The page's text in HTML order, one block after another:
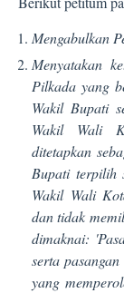
Mengabulkan
Menyatakan
Pilkada yang
Wakil Bupati
Wakil Wali
ditetapkan
Bupati terpilih
Wakil Wali
dan tidak
dimaknai:
serta
yang